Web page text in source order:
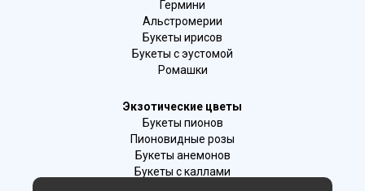
Гермини
Альстромерии
Букеты ирисов
Букеты с эустомой
Ромашки
Экзотические цветы
Букеты пионов
Пионовидные розы
Букеты анемонов
Букеты с каллами